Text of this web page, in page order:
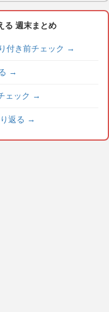
る 週末まとめ
付き前チェック →
→
ェック →
返る →